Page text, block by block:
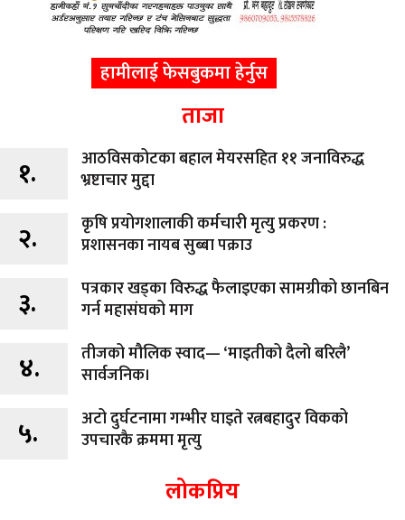
हामीलाई फेसबुकमा हेर्नुस
ताजा
१.
आठविसकोटका बहाल मेयरसहित ११ जनाविरुद्ध
भ्रष्टाचार मुद्दा
२.
कृषि प्रयोगशालाकी कर्मचारी मृत्यु प्रकरण :
प्रशासनका नायब सुब्बा पक्राउ
३.
पत्रकार खड्का विरुद्ध फैलाइएका सामग्रीको छानबिन
गर्न महासंघको माग
४.
तीजको मौलिक स्वाद— ‘माइतीको दैलो बरिलै’
सार्वजनिक।
५.
अटो दुर्घटनामा गम्भीर घाइते रत्नबहादुर विकको
उपचारकै क्रममा मृत्यु
लोकप्रिय